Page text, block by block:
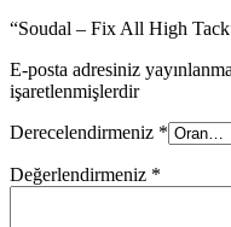
“Soudal – Fix All High
E-posta adresiniz
işaretlenmişlerdir
Derecelendirmeniz *
Değerlendirmeniz *